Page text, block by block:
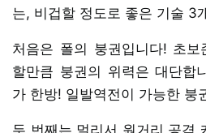
는, 비겁할 정도로 좋은 기술 3
처음은 폴의 붕권입니다! 초보
할만큼 붕권의 위력은 대단합
가 한방! 일발역전이 가능한 붕
두 번째는 멀리서 원거리 공격